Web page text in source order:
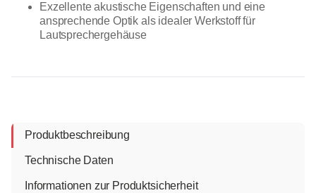
Exzellente akustische Eigenschaften und eine
ansprechende Optik als idealer Werkstoff für
Lautsprechergehäuse
Produktbeschreibung
Technische Daten
Informationen zur Produktsicherheit